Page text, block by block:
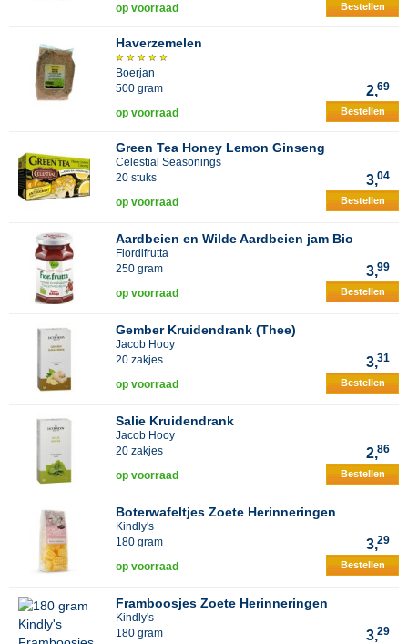
op voorraad Bestellen
Haverzemelen
Boerjan
500 gram
2,69
op voorraad Bestellen
Green Tea Honey Lemon Ginseng
Celestial Seasonings
20 stuks
3,04
op voorraad Bestellen
Aardbeien en Wilde Aardbeien jam Bio
Fiordifrutta
250 gram
3,99
op voorraad Bestellen
Gember Kruidendrank (Thee)
Jacob Hooy
20 zakjes
3,31
op voorraad Bestellen
Salie Kruidendrank
Jacob Hooy
20 zakjes
2,86
op voorraad Bestellen
Boterwafeltjes Zoete Herinneringen
Kindly's
180 gram
3,29
op voorraad Bestellen
Framboosjes Zoete Herinneringen
Kindly's
180 gram
3,29